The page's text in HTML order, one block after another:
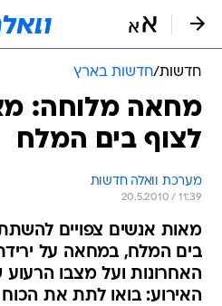
חדשות/חדשות בארץ
מחאה מלוחה:
לצוף בים המלח
מערכת וואלה חדשות
20.5.2010 / 11:39
מאות אנשים צפויים
בים המלח, במחאה על
האחרונות ועל מצבו
האירוע: בואו לתת את הכוח